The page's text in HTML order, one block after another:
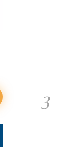
3